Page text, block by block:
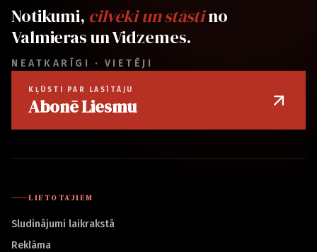
Notikumi, cilvēki un stāstino
Valmieras un Vidzemes.
NEATKARĪGI · VIETĒJI
KĻŪSTI PAR LASĪTĀJU
Abonē Liesmu
LIETOTĀJIEM
Sludinājumi laikrakstā
Reklāma